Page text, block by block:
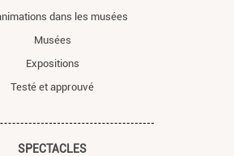
dans les musées
Musées
Expositions
Testé et approuvé
SPECTACLES